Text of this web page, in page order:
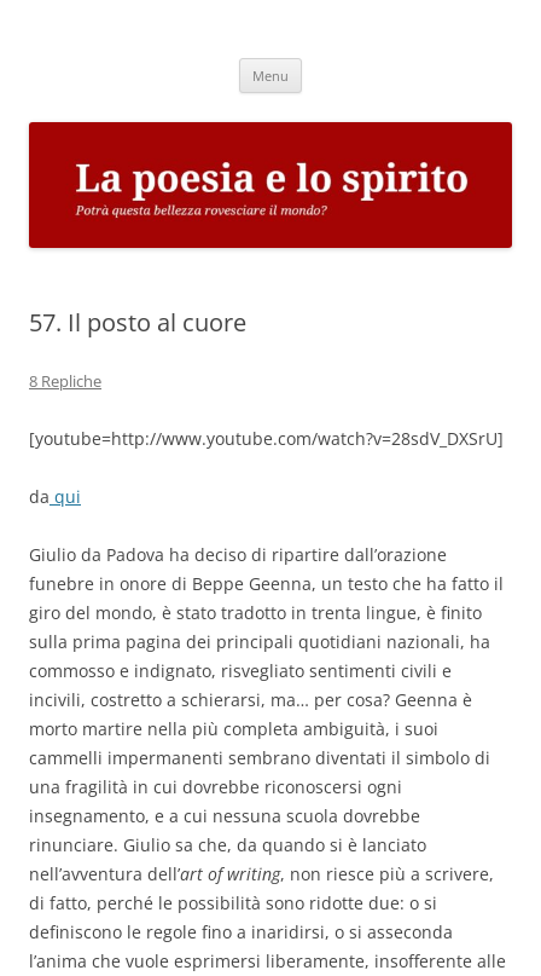
Menu
57. Il posto al cuore
8 Repliche
[youtube=http://www.youtube.com/watch?v=28sdV_DXSrU]
da qui
Giulio da Padova ha deciso di ripartire dall’orazione
funebre in onore di Beppe Geenna, un testo che ha fatto il
giro del mondo, è stato tradotto in trenta lingue, è finito
sulla prima pagina dei principali quotidiani nazionali, ha
commosso e indignato, risvegliato sentimenti civili e
incivili, costretto a schierarsi, ma… per cosa? Geenna è
morto martire nella più completa ambiguità, i suoi
cammelli impermanenti sembrano diventati il simbolo di
una fragilità in cui dovrebbe riconoscersi ogni
insegnamento, e a cui nessuna scuola dovrebbe
rinunciare. Giulio sa che, da quando si è lanciato
nell’avventura dell’art of writing, non riesce più a scrivere,
di fatto, perché le possibilità sono ridotte due: o si
definiscono le regole fino a inaridirsi, o si asseconda
l’anima che vuole esprimersi liberamente, insofferente alle